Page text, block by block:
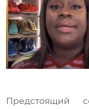
Предстоящий